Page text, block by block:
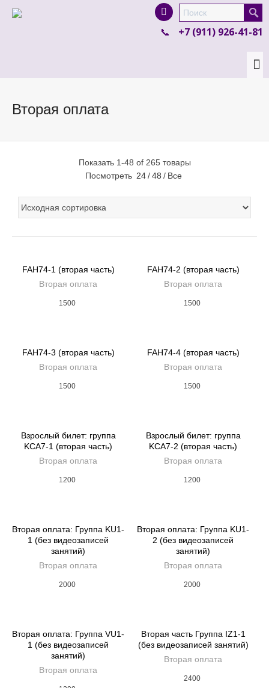
product in a size size .
colour items.
+7 (911) 926-41-81
Вторая оплата
Показать 1-48 of 265 товары
Посмотреть 24/48 / Все
FAH74-1 (вторая часть)
Вторая оплата
1500
FAH74-2 (вторая часть)
Вторая оплата
1500
FAH74-3 (вторая часть)
Вторая оплата
1500
FAH74-4 (вторая часть)
Вторая оплата
1500
Взрослый билет: группа
KCA7-1 (вторая часть)
Вторая оплата
1200
Взрослый билет: группа
KCA7-2 (вторая часть)
Вторая оплата
1200
Вторая оплата: Группа KU1-
1 (без видеозаписей
занятий)
Вторая оплата
2000
Вторая оплата: Группа KU1-
2 (без видеозаписей
занятий)
Вторая оплата
2000
Вторая оплата: Группа VU1-
1 (без видеозаписей
занятий)
Вторая оплата
Вторая часть Группа IZ1-1
(без видеозаписей занятий)
Вторая оплата
2400